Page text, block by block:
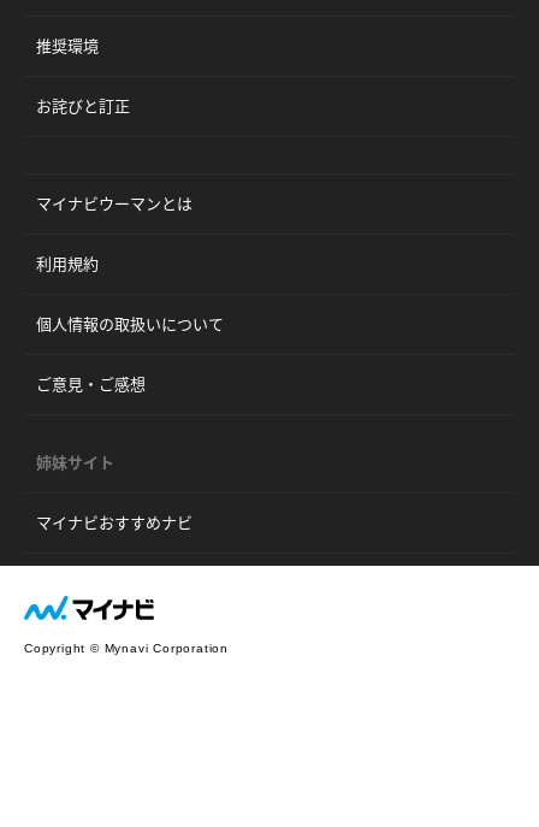
推奨環境
お詫びと訂正
マイナビウーマンとは
利用規約
個人情報の取扱いについて
ご意見・ご感想
姉妹サイト
マイナビおすすめナビ
Copyright © Mynavi Corporation